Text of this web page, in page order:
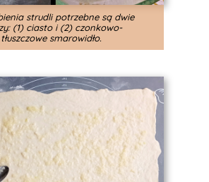
strudli potrzebne są dwie
(1) ciasto i (2) czonkowo-
tłuszczowe smarowidło.